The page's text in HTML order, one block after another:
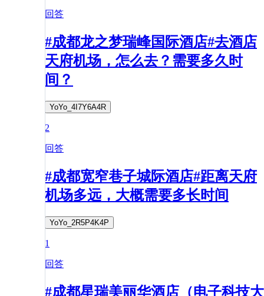
回答
#成都龙之梦瑞峰国际酒店#去酒店
天府机场，怎么去？需要多久时
间？
YoYo_4I7Y6A4R
2
回答
#成都宽窄巷子城际酒店#距离天府
机场多远，大概需要多长时间
YoYo_2R5P4K4P
1
回答
#成都星瑞美丽华酒店（电子科技大